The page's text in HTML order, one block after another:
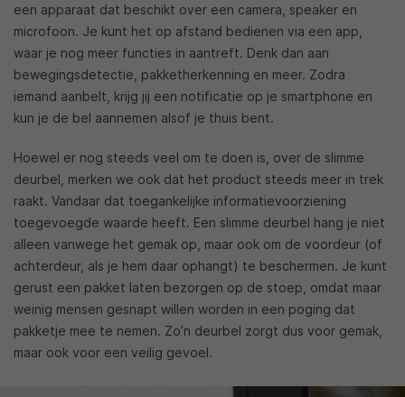
een apparaat dat beschikt over een camera, speaker en
microfoon. Je kunt het op afstand bedienen via een app,
waar je nog meer functies in aantreft. Denk dan aan
bewegingsdetectie, pakketherkenning en meer. Zodra
iemand aanbelt, krijg jij een notificatie op je smartphone en
kun je de bel aannemen alsof je thuis bent.
Hoewel er nog steeds veel om te doen is, over de slimme
deurbel, merken we ook dat het product steeds meer in trek
raakt. Vandaar dat toegankelijke informatievoorziening
toegevoegde waarde heeft. Een slimme deurbel hang je niet
alleen vanwege het gemak op, maar ook om de voordeur (of
achterdeur, als je hem daar ophangt) te beschermen. Je kunt
gerust een pakket laten bezorgen op de stoep, omdat maar
weinig mensen gesnapt willen worden in een poging dat
pakketje mee te nemen. Zo’n deurbel zorgt dus voor gemak,
maar ook voor een veilig gevoel.